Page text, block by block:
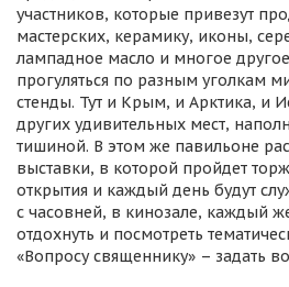
участников, которые привезут
мастерских, керамику, иконы,
лампадное масло и многое
прогуляться по разным уголкам
стенды. Тут и Крым, и Арктика, и
других удивительных мест,
тишиной. В этом же павильоне
выставки, в которой пройдет
открытия и каждый день будут
с часовней, в кинозале, каждый
отдохнуть и посмотреть
«Вопросу священнику» – задать